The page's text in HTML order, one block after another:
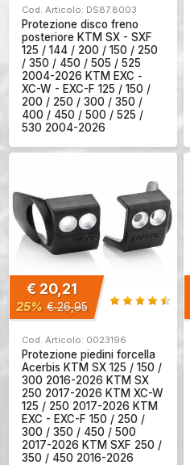
Cod. Articolo: DS87.8003
Protezione disco freno
posteriore KTM SX - SXF
125 / 144 / 200 / 150 / 250
/ 350 / 450 / 505 / 525
2004-2026 KTM EXC -
XC-W - EXC-F 125 / 150 /
200 / 250 / 300 / 350 /
400 / 450 / 500 / 525 /
530 2004-2026
€ 20,21
25% € 26,95
Cod. Articolo: 0023196
Protezione piedini forcella
Acerbis KTM SX 125 / 150 /
300 2016-2026 KTM SX
250 2017-2026 KTM XC-W
125 / 250 2017-2026 KTM
EXC - EXC-F 150 / 250 /
300 / 350 / 450 / 500
2017-2026 KTM SXF 250 /
350 / 450 2016-2026